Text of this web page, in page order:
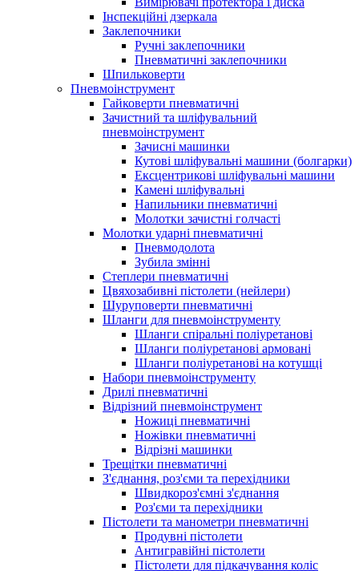
Інспекційні дзеркала
Заклепочники
Ручні заклепочники
Пневматичні заклепочники
Шпильковерти
Пневмоінструмент
Гайковерти пневматичні
Зачистний та шліфувальний
пневмоінструмент
Зачисні машинки
Кутові шліфувальні машини (болгарки)
Ексцентрикові шліфувальні машини
Камені шліфувальні
Напильники пневматичні
Молотки зачистні голчасті
Молотки ударні пневматичні
Пневмодолота
Зубила змінні
Степлери пневматичні
Цвяхозабивні пістолети (нейлери)
Шуруповерти пневматичні
Шланги для пневмоінструменту
Шланги спіральні поліуретанові
Шланги поліуретанові армовані
Шланги поліуретанові на котушці
Набори пневмоінструменту
Дрилі пневматичні
Відрізний пневмоінструмент
Ножиці пневматичні
Ножівки пневматичні
Відрізні машинки
Трещітки пневматичні
З'єднання, роз'єми та перехідники
Швидкороз'ємні з'єднання
Роз'єми та перехідники
Пістолети та манометри пневматичні
Продувні пістолети
Антигравійні пістолети
Пістолети для підкачування коліс